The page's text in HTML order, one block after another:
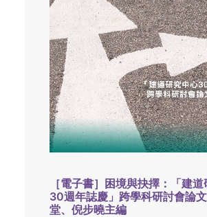
［電子書］困境與抉擇：「建
30週年誌慶」跨學科研討會論
堂、倪步曉主編